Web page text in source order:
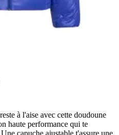
à l'aise avec cette doudoune
haute performance qui te